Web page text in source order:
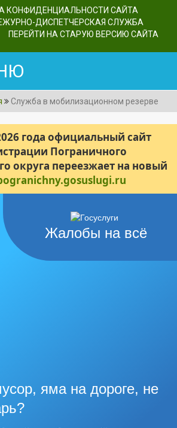
КОНФИДЕНЦИАЛЬНОСТИ САЙТА
ДИСПЕТЧЕРСКАЯ СЛУЖБА
ПЕРЕЙТИ НА СТАРУЮ ВЕРСИЮ САЙТА
Служба в мобилизационном резерве
года официальный сайт
Пограничного
округа переезжает на новый
Жалобы на всё
яма на дороге, не